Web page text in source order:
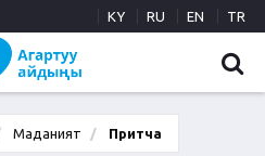
KY RU EN TR
Маданият Притча